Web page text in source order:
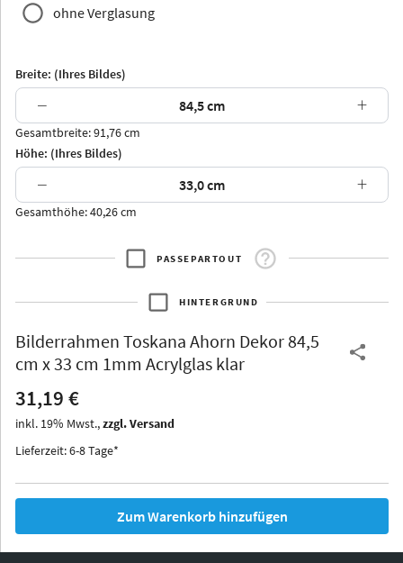
Jersey Dauphine
Arran Luzern
Thurgau
Iowa
ohne Verglasung
Breite: (Ihres Bildes)
− +
Gesamtbreite: 91,76 cm
Höhe: (Ihres Bildes)
− +
Gesamthöhe: 40,26 cm
PASSEPARTOUT
HINTERGRUND
Bilderrahmen Toskana Ahorn Dekor 84,5
cm x 33 cm 1mm Acrylglas klar
31,19 €
inkl. 19% Mwst.,zzgl. Versand
Lieferzeit: 6-8 Tage*
Zum Warenkorb hinzufügen